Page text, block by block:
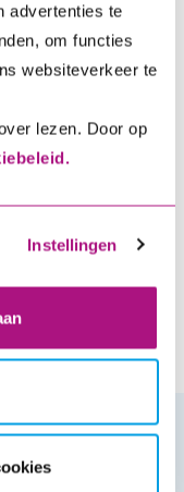
advertenties te
om functies
websiteverkeer te
lezen. Door op
Instellingen
jou om
van
of bij